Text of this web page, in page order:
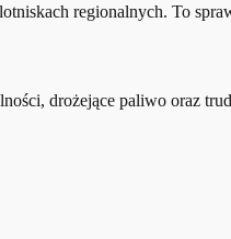
regionalnych. To
drożejące paliwo oraz